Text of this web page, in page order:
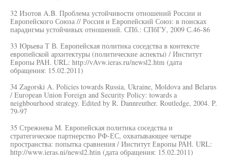
32 Изотов A.B. Проблема устойчивости отношений России и
Европейского Союза // Россия и Европейский Союз: в поисках
парадигмы устойчивых отношений. СПб.: СПбГУ, 2009 С.46-86
33 Юрьева Т В. Европейская политика соседства в контексте
европейской архитектуры (политические аспекты) / Институт
Европы РАН. URL: http://vAvw.ieras.ru/newsl2.htm (дата
обращения: 15.02.2011)
34 Zagorski A. Policies towards Russia, Ukraine, Moldova and Belarus
/ European Union Foreign and Security Policy: towards a
neighbourhood strategy. Edited by R. Dannreuther. Routledge, 2004. P.
79-97
35 Стрежнева M. Европейская политика соседства и
стратегическое партнерство РФ-ЕС, охватывающее четыре
пространства: попытка сравнения / Институт Европы РАН. URL:
http://www.ieras.ni/newsl2.htin (дата обращения: 15.02.2011)